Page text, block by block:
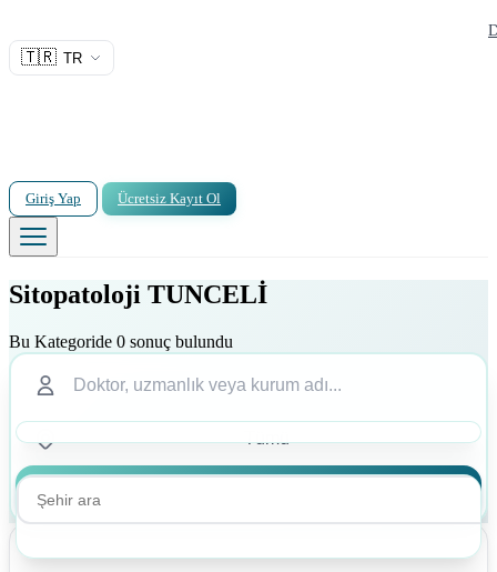
🇹🇷 TR
Giriş Yap Ücretsiz Kayıt Ol
Sitopatoloji TUNCELİ
Bu Kategoride 0 sonuç bulundu